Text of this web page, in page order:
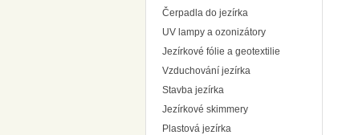
Čerpadla do jezírka
UV lampy a ozonizátory
Jezírkové fólie a geotextilie
Vzduchování jezírka
Stavba jezírka
Jezírkové skimmery
Plastová jezírka